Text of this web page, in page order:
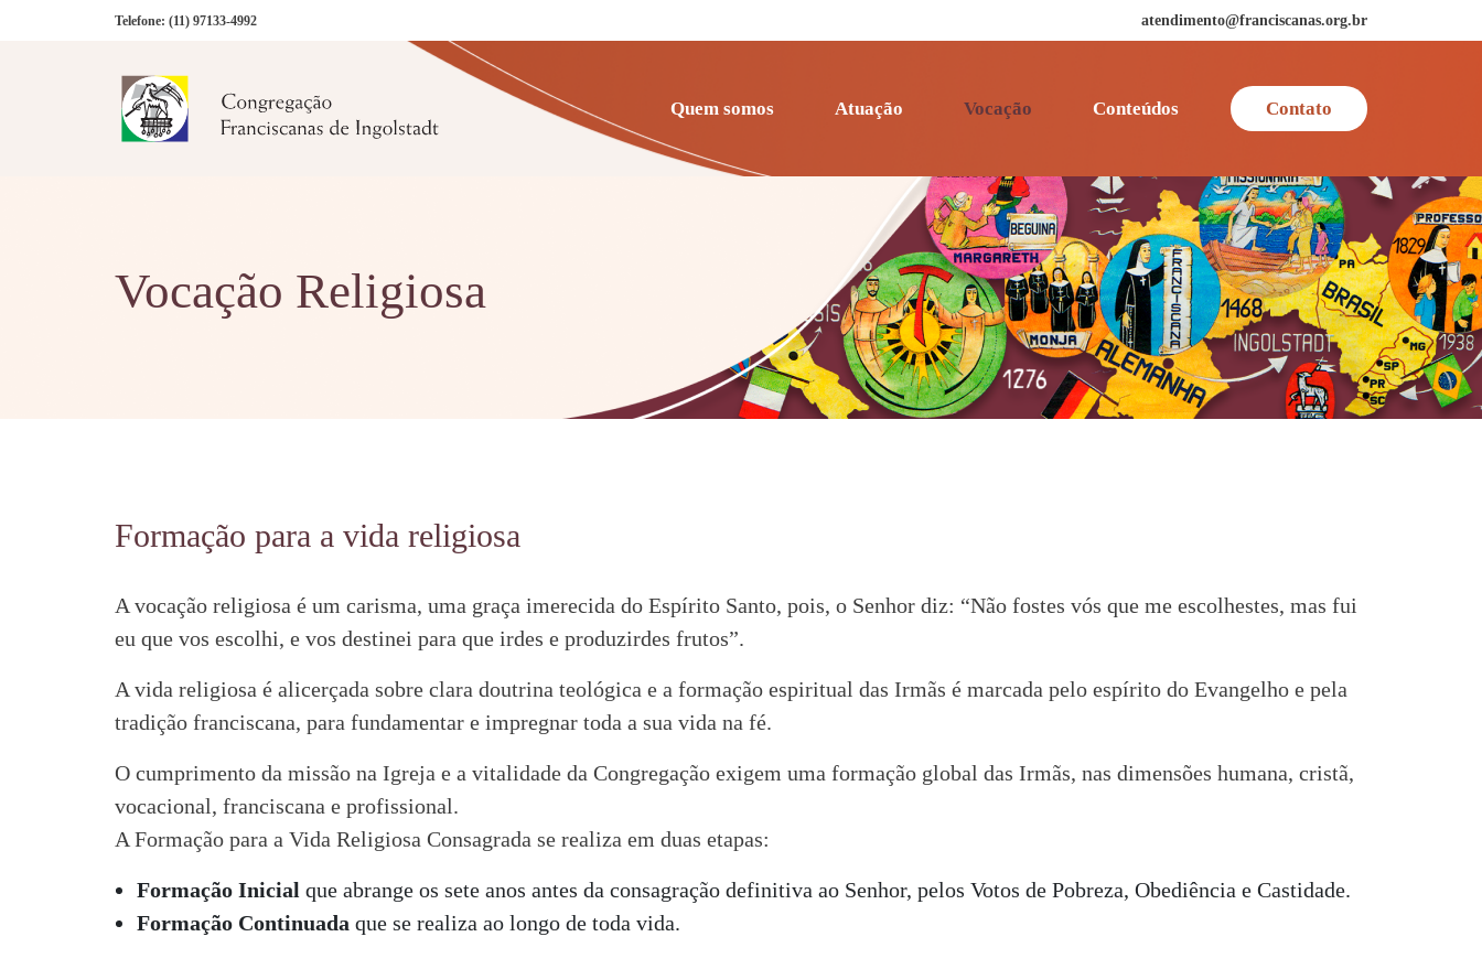
Telefone: (11) 97133-4992 atendimento@franciscanas.org.br
Quem somos Atuação Vocação Conteúdos Contato
Vocação Religiosa
Formação para a vida religiosa
A vocação religiosa é um carisma, uma graça imerecida do Espírito Santo, pois, o Senhor diz: “Não fostes vós que me escolhestes, mas fui
eu que vos escolhi, e vos destinei para que irdes e produzirdes frutos”.
A vida religiosa é alicerçada sobre clara doutrina teológica e a formação espiritual das Irmãs é marcada pelo espírito do Evangelho e pela
tradição franciscana, para fundamentar e impregnar toda a sua vida na fé.
O cumprimento da missão na Igreja e a vitalidade da Congregação exigem uma formação global das Irmãs, nas dimensões humana, cristã,
vocacional, franciscana e profissional.
A Formação para a Vida Religiosa Consagrada se realiza em duas etapas:
Formação Inicial que abrange os sete anos antes da consagração definitiva ao Senhor, pelos Votos de Pobreza, Obediência e Castidade.
Formação Continuada que se realiza ao longo de toda vida.